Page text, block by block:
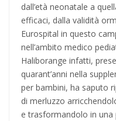
dall’età neonatale a
efficaci, dalla validità
Eurospital in questo
nell’ambito medico
Haliborange infatti,
quarant’anni nella
per bambini, ha saputo
di merluzzo
e trasformandolo in